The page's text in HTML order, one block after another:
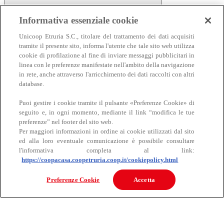
Carne
Carne
Bovino
Informativa essenziale cookie
Unicoop Etruria S.C., titolare del trattamento dei dati acquisiti
tramite il presente sito, informa l'utente che tale sito web utilizza
cookie di profilazione al fine di inviare messaggi pubblicitari in
linea con le preferenze manifestate nell'ambito della navigazione
in rete, anche attraverso l'arricchimento dei dati raccolti con altri
database.
Puoi gestire i cookie tramite il pulsante «Preferenze Cookie» di
seguito e, in ogni momento, mediante il link “modifica le tue
preferenze” nel footer del sito web.
Per maggiori informazioni in ordine ai cookie utilizzati dal sito
ed alla loro eventuale comunicazione è possibile consultare
l'informativa completa al link:
https://coopacasa.coopetruria.coop.it/cookiepolicy.html
Preferenze Cookie Accetta